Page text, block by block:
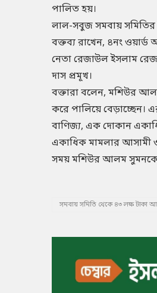
পালিত হয়।
লাল-সবুজ সমবায় সমিতির
বক্তব্য রাখেন, ৪নং
নেতা রেজাউল ইসলাম
দাস প্রমূখ।
বক্তারা বলেন, মশিউর
করে পালিয়ে বেড়াচ্ছেন।
বাণিজ্য, এক দোকান
একাধিক মামলার আসামী
সময় মশিউর আলম সুমনকে
সমবায় সমিতি থেকে ৪৩ লক্ষ টাকা